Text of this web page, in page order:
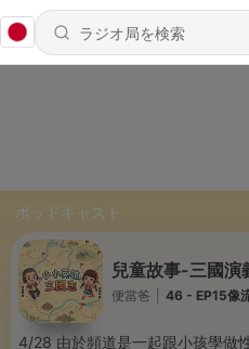
ポッドキャスト
兒童故事-三國演
便當爸 46 - EP15像
4/28 由於頻道是一起跟小孩學做